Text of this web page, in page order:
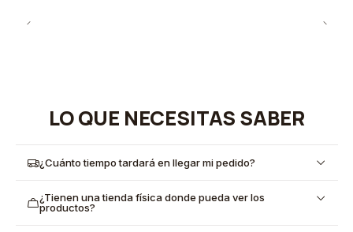
LO QUE NECESITAS SABER
¿Cuánto tiempo tardará en llegar mi pedido?
¿Tienen una tienda física donde pueda ver los
productos?